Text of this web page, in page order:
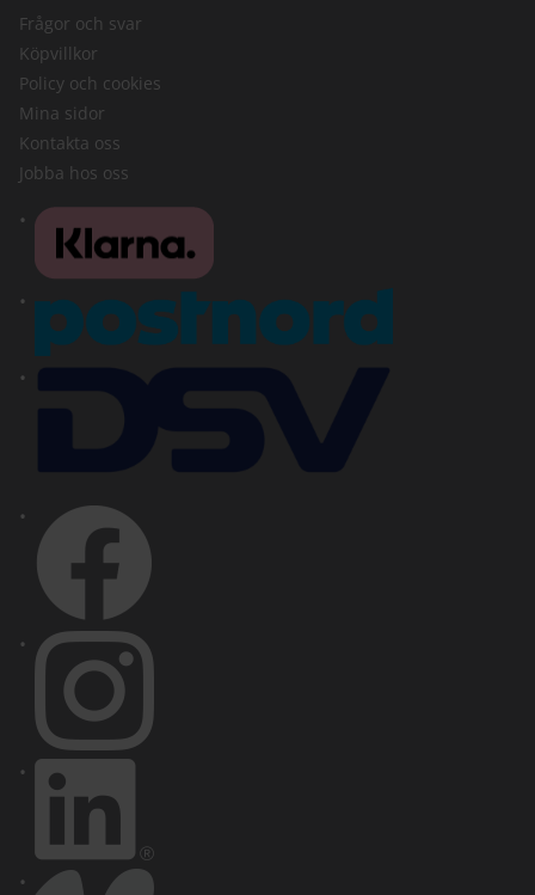
Frågor och svar
Köpvillkor
Policy och cookies
Mina sidor
Kontakta oss
Jobba hos oss